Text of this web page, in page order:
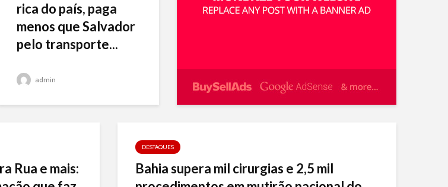
rica do país, paga
menos que Salvador
pelo transporte...
admin
Rua e mais:
DESTAQUES
Bahia supera mil cirurgias e 2,5 mil